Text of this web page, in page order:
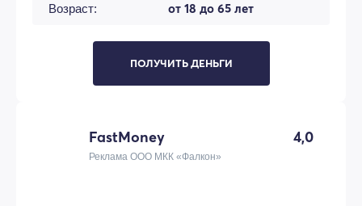
Возраст: от 18 до 65 лет
ПОЛУЧИТЬ ДЕНЬГИ
FastMoney 4,0
Реклама ООО МКК «Фалкон»